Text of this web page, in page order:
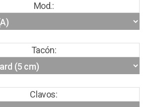
Mod.:
Tacón:
Clavos: